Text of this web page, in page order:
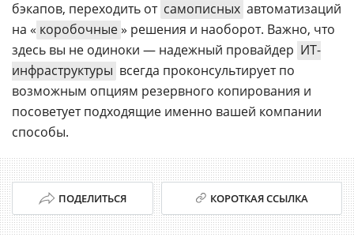
бэкапов, переходить от самописных автоматизаций
на « коробочные» решения и наоборот. Важно, что
здесь вы не одиноки — надежный провайдер ИТ-
инфраструктуры всегда проконсультирует по
возможным опциям резервного копирования и
посоветует подходящие именно вашей компании
способы.
ПОДЕЛИТЬСЯ КОРОТКАЯ ССЫЛКА